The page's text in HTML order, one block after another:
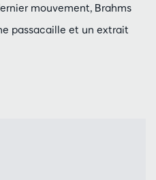
mouvement, Brahms
passacaille et un extrait